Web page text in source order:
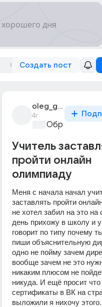
Создать пост
oleg_golubevnolik
4г
Учитель
пройти онлайн
олимпиаду
Меня с начала начал
заставлять пройти
не хотел забил на это
день прихожу в школу и
говорит по типу почему
пиши объяснительную
одно не пойму зачем
вообще зачем не это
никаким плюсом не
никуда. И ещё просит
сертификаты в ВК на
выложили я нихочу